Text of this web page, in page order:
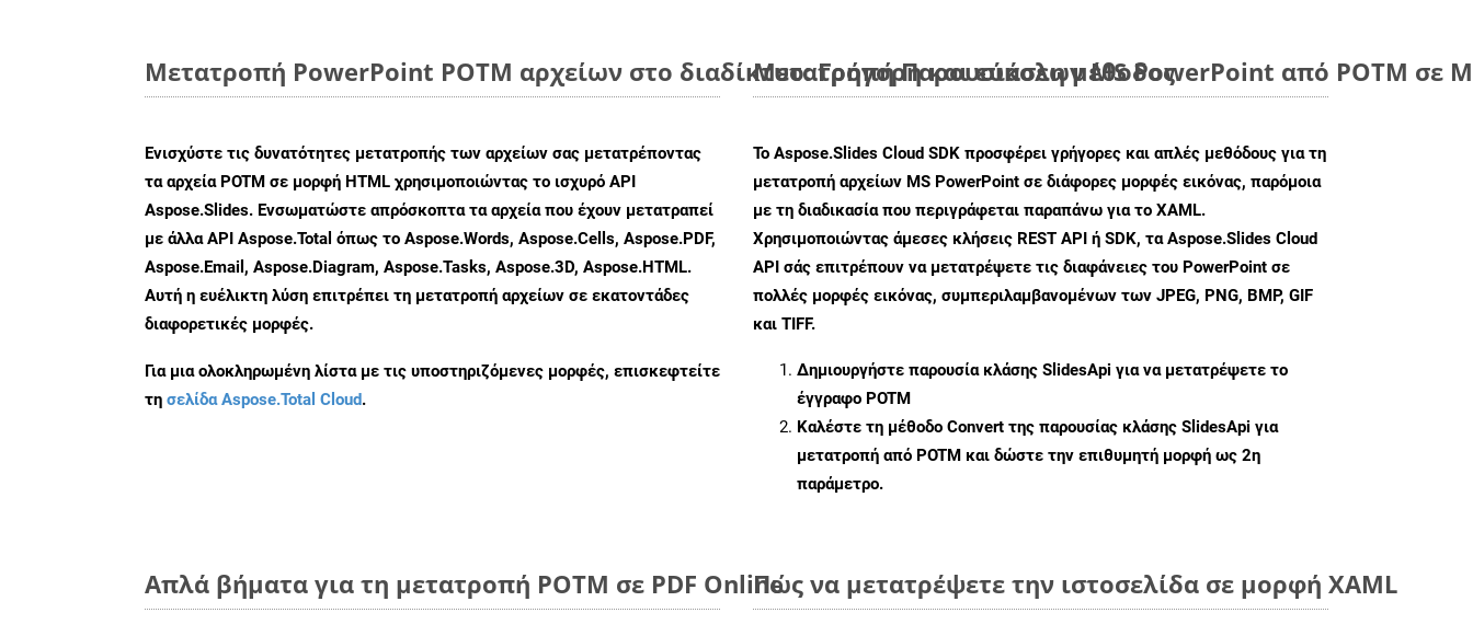
Μετατροπή PowerPoint POTM αρχείων στο διαδίκτυο: Γρήγορη και εύκολη μέθοδος
Ενισχύστε τις δυνατότητες μετατροπής των αρχείων σας μετατρέποντας
τα αρχεία POTM σε μορφή HTML χρησιμοποιώντας το ισχυρό API
Aspose.Slides. Ενσωματώστε απρόσκοπτα τα αρχεία που έχουν μετατραπεί
με άλλα API Aspose.Total όπως το Aspose.Words, Aspose.Cells, Aspose.PDF,
Aspose.Email, Aspose.Diagram, Aspose.Tasks, Aspose.3D, Aspose.HTML.
Αυτή η ευέλικτη λύση επιτρέπει τη μετατροπή αρχείων σε εκατοντάδες
διαφορετικές μορφές.
Για μια ολοκληρωμένη λίστα με τις υποστηριζόμενες μορφές, επισκεφτείτε
τη σελίδα Aspose.Total Cloud.
Μετατροπή Παρουσιάσεων MS PowerPoint από POTM σε
Το Aspose.Slides Cloud SDK προσφέρει γρήγορες και απλές μεθόδους για τη
μετατροπή αρχείων MS PowerPoint σε διάφορες μορφές εικόνας, παρόμοια
με τη διαδικασία που περιγράφεται παραπάνω για το XAML.
Χρησιμοποιώντας άμεσες κλήσεις REST API ή SDK, τα Aspose.Slides Cloud
API σάς επιτρέπουν να μετατρέψετε τις διαφάνειες του PowerPoint σε
πολλές μορφές εικόνας, συμπεριλαμβανομένων των JPEG, PNG, BMP, GIF
και TIFF.
Δημιουργήστε παρουσία κλάσης SlidesApi για να μετατρέψετε το
έγγραφο POTM
Καλέστε τη μέθοδο Convert της παρουσίας κλάσης SlidesApi για
μετατροπή από POTM και δώστε την επιθυμητή μορφή ως 2η
παράμετρο.
Απλά βήματα για τη μετατροπή POTM σε PDF OnlineΠώς να μετατρέψετε την ιστοσελίδα σε μορφή XAML